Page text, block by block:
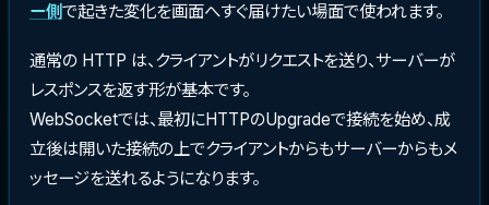
ー側で起きた変化を画面へすぐ届けたい場面で使われます。
通常の HTTP は、クライアントがリクエストを送り、サーバーが
レスポンスを返す形が基本です。
WebSocketでは、最初にHTTPのUpgradeで接続を始め、成
立後は開いた接続の上でクライアントからもサーバーからもメ
ッセージを送れるようになります。